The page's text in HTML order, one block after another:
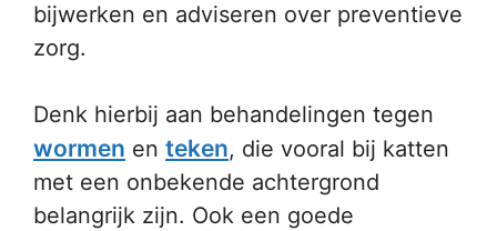
bijwerken en adviseren over preventieve
zorg.
Denk hierbij aan behandelingen tegen
wormen en teken, die vooral bij katten
met een onbekende achtergrond
belangrijk zijn. Ook een goede